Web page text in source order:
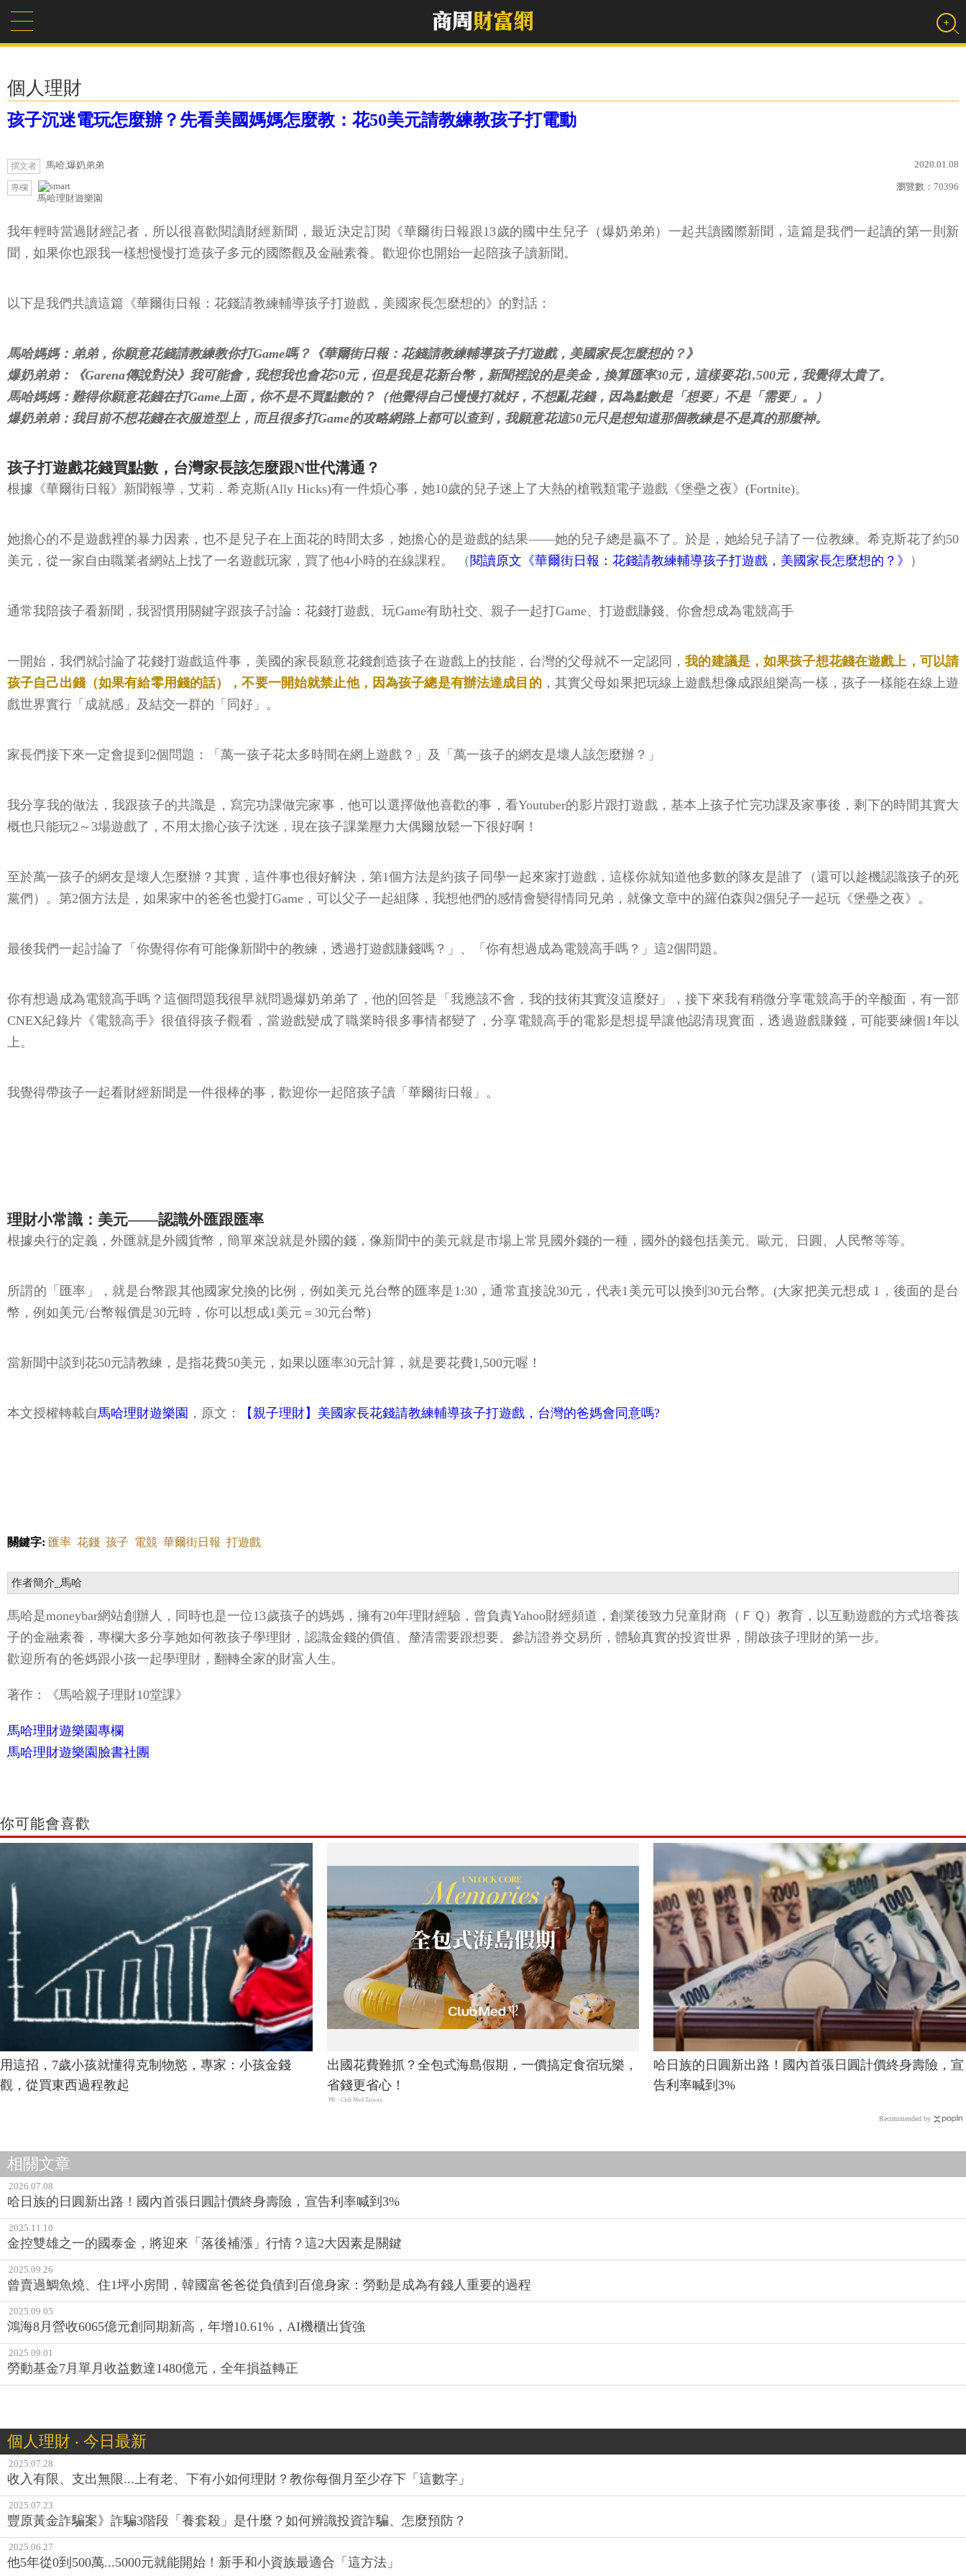
個人理財
孩子沉迷電玩怎麼辦？先看美國媽媽怎麼教：花50美元請教練教孩子打電動
撰文者 馬哈,爆奶弟弟 2020.01.08
專欄
馬哈理財遊樂園
瀏覽數： 70396
我年輕時當過財經記者，所以很喜歡閱讀財經新聞，最近決定訂閱《華爾街日報跟13歲的國中生兒子（爆奶弟弟）一起共讀國際新聞，這篇是我們一起讀的第一則新
聞，如果你也跟我一樣想慢慢打造孩子多元的國際觀及金融素養。歡迎你也開始一起陪孩子讀新聞。
以下是我們共讀這篇《華爾街日報：花錢請教練輔導孩子打遊戲，美國家長怎麼想的》的對話：
馬哈媽媽：弟弟，你願意花錢請教練教你打Game嗎？《華爾街日報：花錢請教練輔導孩子打遊戲，美國家長怎麼想的？》
爆奶弟弟：《Garena傳說對決》我可能會，我想我也會花50元，但是我是花新台幣，新聞裡說的是美金，換算匯率30元，這樣要花1,500元，我覺得太貴了。
馬哈媽媽：難得你願意花錢在打Game上面，你不是不買點數的？（他覺得自己慢慢打就好，不想亂花錢，因為點數是「想要」不是「需要」。）
爆奶弟弟：我目前不想花錢在衣服造型上，而且很多打Game的攻略網路上都可以查到，我願意花這50元只是想知道那個教練是不是真的那麼神。
孩子打遊戲花錢買點數，台灣家長該怎麼跟N世代溝通？
根據《華爾街日報》新聞報導，艾莉．希克斯(Ally Hicks)有一件煩心事，她10歲的兒子迷上了大熱的槍戰類電子遊戲《堡壘之夜》(Fortnite)。
她擔心的不是遊戲裡的暴力因素，也不是兒子在上面花的時間太多，她擔心的是遊戲的結果——她的兒子總是贏不了。於是，她給兒子請了一位教練。希克斯花了約50
美元，從一家自由職業者網站上找了一名遊戲玩家，買了他4小時的在線課程。 （ 閱讀原文《華爾街日報：花錢請教練輔導孩子打遊戲，美國家長怎麼想的？》 ）
通常我陪孩子看新聞，我習慣用關鍵字跟孩子討論：花錢打遊戲、玩Game有助社交、親子一起打Game、打遊戲賺錢、你會想成為電競高手
一開始，我們就討論了花錢打遊戲這件事，美國的家長願意花錢創造孩子在遊戲上的技能，台灣的父母就不一定認同，我的建議是，如果孩子想花錢在遊戲上，可以請
孩子自己出錢（如果有給零用錢的話），不要一開始就禁止他，因為孩子總是有辦法達成目的，其實父母如果把玩線上遊戲想像成跟組樂高一樣，孩子一樣能在線上遊
戲世界實行「成就感」及結交一群的「同好」。
家長們接下來一定會提到2個問題：「萬一孩子花太多時間在網上遊戲？」及「萬一孩子的網友是壞人該怎麼辦？」
我分享我的做法，我跟孩子的共識是，寫完功課做完家事，他可以選擇做他喜歡的事，看Youtuber的影片跟打遊戲，基本上孩子忙完功課及家事後，剩下的時間其實大
概也只能玩2～3場遊戲了，不用太擔心孩子沈迷，現在孩子課業壓力大偶爾放鬆一下很好啊！
至於萬一孩子的網友是壞人怎麼辦？其實，這件事也很好解決，第1個方法是約孩子同學一起來家打遊戲，這樣你就知道他多數的隊友是誰了（還可以趁機認識孩子的死
黨們）。第2個方法是，如果家中的爸爸也愛打Game，可以父子一起組隊，我想他們的感情會變得情同兄弟，就像文章中的羅伯森與2個兒子一起玩《堡壘之夜》。
最後我們一起討論了「你覺得你有可能像新聞中的教練，透過打遊戲賺錢嗎？」、「你有想過成為電競高手嗎？」這2個問題。
你有想過成為電競高手嗎？這個問題我很早就問過爆奶弟弟了，他的回答是「我應該不會，我的技術其實沒這麼好」，接下來我有稍微分享電競高手的辛酸面，有一部
CNEX紀錄片《電競高手》很值得孩子觀看，當遊戲變成了職業時很多事情都變了，分享電競高手的電影是想提早讓他認清現實面，透過遊戲賺錢，可能要練個1年以
上。
我覺得帶孩子一起看財經新聞是一件很棒的事，歡迎你一起陪孩子讀「華爾街日報」。
理財小常識：美元——認識外匯跟匯率
根據央行的定義，外匯就是外國貨幣，簡單來說就是外國的錢，像新聞中的美元就是市場上常見國外錢的一種，國外的錢包括美元、歐元、日圓、人民幣等等。
所謂的「匯率」，就是台幣跟其他國家兌換的比例，例如美元兑台幣的匯率是1:30，通常直接說30元，代表1美元可以換到30元台幣。(大家把美元想成 1，後面的是台
幣，例如美元/台幣報價是30元時，你可以想成1美元＝30元台幣)
當新聞中談到花50元請教練，是指花費50美元，如果以匯率30元計算，就是要花費1,500元喔！
本文授權轉載自馬哈理財遊樂園 ，原文： 【親子理財】美國家長花錢請教練輔導孩子打遊戲，台灣的爸媽會同意嗎?
關鍵字: 匯率 花錢 孩子 電競 華爾街日報 打遊戲
作者簡介_馬哈
馬哈是moneybar網站創辦人，同時也是一位13歲孩子的媽媽，擁有20年理財經驗，曾負責Yahoo財經頻道，創業後致力兒童財商（ＦＱ）教育，以互動遊戲的方式培養孩
子的金融素養，專欄大多分享她如何教孩子學理財，認識金錢的價值、釐清需要跟想要、參訪證券交易所，體驗真實的投資世界，開啟孩子理財的第一步。
歡迎所有的爸媽跟小孩一起學理財，翻轉全家的財富人生。
著作：《馬哈親子理財10堂課》
馬哈理財遊樂園專欄
馬哈理財遊樂園臉書社團
你可能會喜歡
用這招，7歲小孩就懂得克制物慾，專家：小孩金錢
觀，從買東西過程教起
出國花費難抓？全包式海島假期，一價搞定食宿玩樂，
省錢更省心！
PR・Club Med Taiwan
哈日族的日圓新出路！國內首張日圓計價終身壽險，宣
告利率喊到3%
Recommended by
相關文章
2026.07.08
哈日族的日圓新出路！國內首張日圓計價終身壽險，宣告利率喊到3%
2025.11.10
金控雙雄之一的國泰金，將迎來「落後補漲」行情？這2大因素是關鍵
2025.09.26
曾賣過鯛魚燒、住1坪小房間，韓國富爸爸從負債到百億身家：勞動是成為有錢人重要的過程
2025.09.05
鴻海8月營收6065億元創同期新高，年增10.61%，AI機櫃出貨強
2025.09.01
勞動基金7月單月收益數達1480億元，全年損益轉正
個人理財 ‧ 今日最新
2025.07.28
收入有限、支出無限...上有老、下有小如何理財？教你每個月至少存下「這數字」
2025.07.23
豐原黃金詐騙案》詐騙3階段「養套殺」是什麼？如何辨識投資詐騙、怎麼預防？
2025.06.27
他5年從0到500萬...5000元就能開始！新手和小資族最適合「這方法」